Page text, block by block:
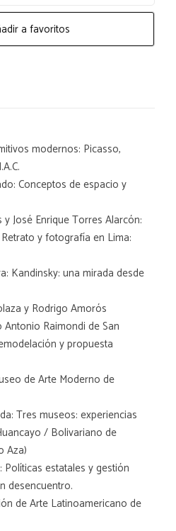
a favoritos
modernos: Picasso,
Conceptos de espacio y
José Enrique Torres Alarcón:
y fotografía en Lima:
Kandinsky: una mirada desde
y Rodrigo Amorós
Antonio Raimondi de San
y propuesta
de Arte Moderno de
Tres museos: experiencias
/ Bolivariano de
Aza)
Políticas estatales y gestión
desencuentro.
de Arte Latinoamericano de